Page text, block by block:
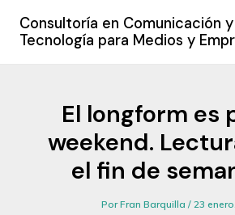
contenido
Consultoría en Comunicación y
Tecnología para Medios y
El longform es
weekend.
el fin de
PorFran Barquilla / 23